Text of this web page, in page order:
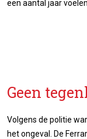
een aantal jaar
Geen
Volgens de politie
het ongeval. De